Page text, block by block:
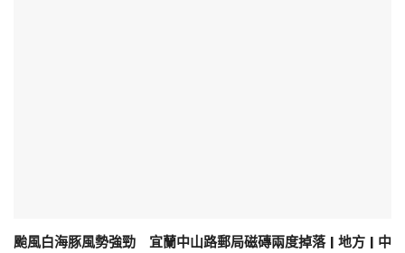
颱風白海豚風勢強勁 宜蘭中山路郵局磁磚兩度掉落 | 地方 | 中